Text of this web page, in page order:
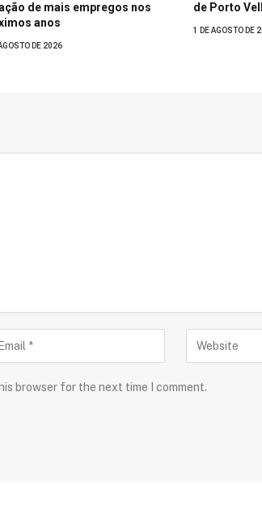
de mais empregos nos
anos
DE 2026
de Porto
1 DE AGOSTO DE
browser for the next time I comment.